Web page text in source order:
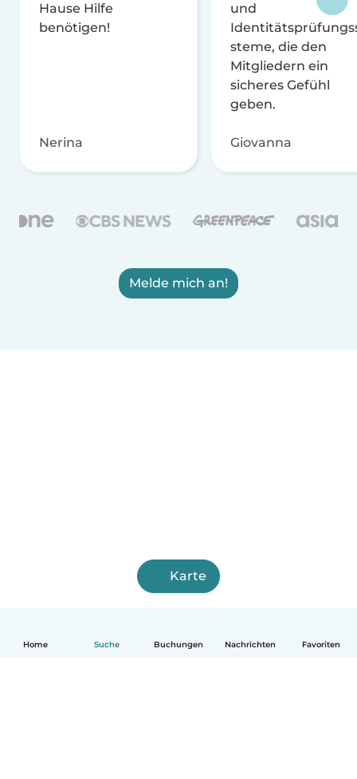
Home Suche Buchungen Nachrichten Favoriten
Hause Hilfe
benötigen!
Nerina
und
steme, die den
Mitgliedern ein
sicheres Gefühl
geben.
Giovanna
Melde mich an!
Karte